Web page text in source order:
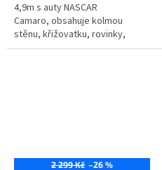
4,9m s auty NASCAR
Camaro, obsahuje kolmou
stěnu, křižovatku, rovinky,
zatáčky, díl s počítadlem kol a
2 299 Kč –26 %